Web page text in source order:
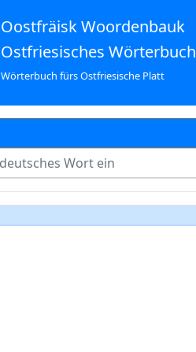
Oostfräisk Woordenbauk
Ostfriesisches Wörterbuch
Wörterbuch fürs Ostfriesische Platt